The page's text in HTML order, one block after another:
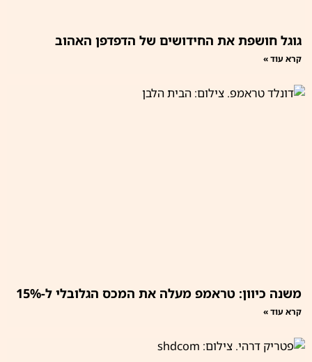
גוגל חושפת את החידושים של הדפדפן האהוב
קרא עוד »
משנה כיוון: טראמפ מעלה את המכס הגלובלי ל-15%
קרא עוד »